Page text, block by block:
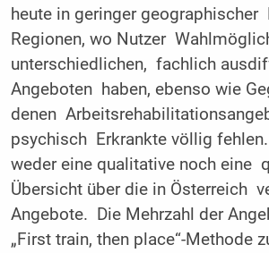
heute in geringer geographischer
Regionen, wo Nutzer
unterschiedlichen, fachlich
Angeboten haben, ebenso wie
denen
psychisch Erkrankte völlig
weder eine qualitative noch eine
Übersicht über die in Österreich
Angebote. Die Mehrzahl der
„First train, then place“-Methode